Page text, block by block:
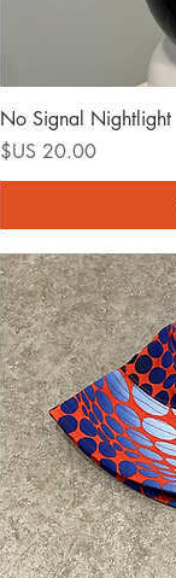
No Signal Nightlight
السعر